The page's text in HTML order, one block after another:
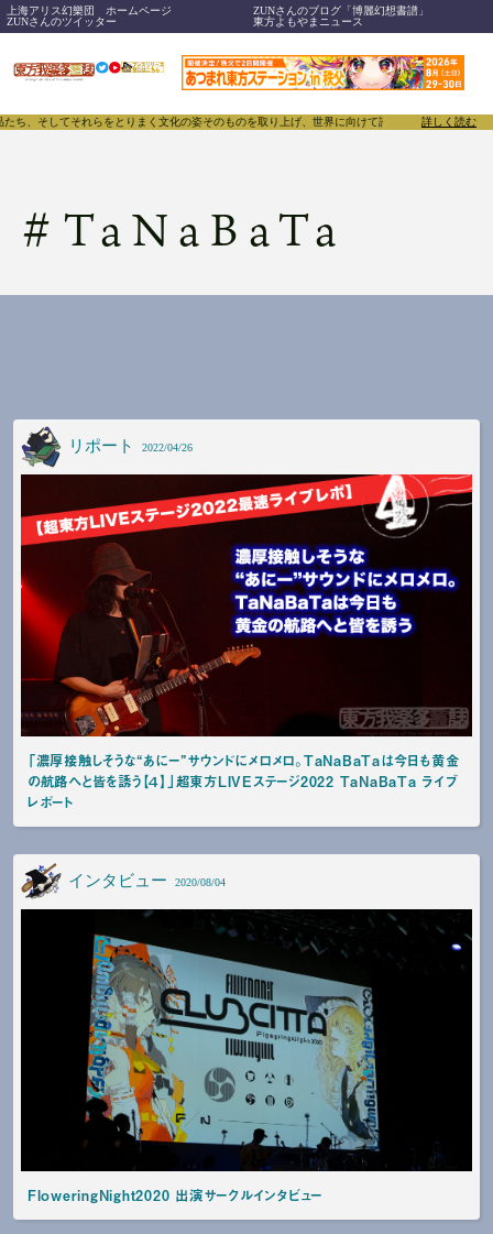
上海アリス幻樂団 ホームページ
ZUNさんのブログ「博麗幻想書譜」
ZUNさんのツイッター
東方よもやまニュース
してそれらをとりまく文化の姿そのものを取り上げ、世界に向けて誇らしく発信することで
詳しく読む
# TaNaBaTa
リポート 2022/04/26
「濃厚接触しそうな“あにー”サウンドにメロメロ。TaNaBaTaは今日も黄金
の航路へと皆を誘う【４】」超東方LIVEステージ2022 TaNaBaTa ライブ
レポート
インタビュー 2020/08/04
FloweringNight2020 出演サークルインタビュー